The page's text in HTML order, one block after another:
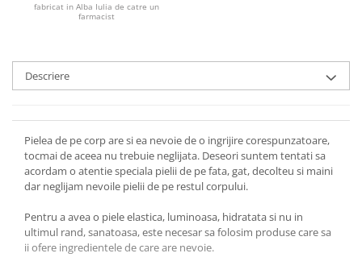
fabricat in Alba Iulia de catre un
farmacist
Descriere
Pielea de pe corp are si ea nevoie de o ingrijire corespunzatoare,
tocmai de aceea nu trebuie neglijata. Deseori suntem tentati sa
acordam o atentie speciala pielii de pe fata, gat, decolteu si maini
dar neglijam nevoile pielii de pe restul corpului.
Pentru a avea o piele elastica, luminoasa, hidratata si nu in
ultimul rand, sanatoasa, este necesar sa folosim produse care sa
ii ofere ingredientele de care are nevoie.